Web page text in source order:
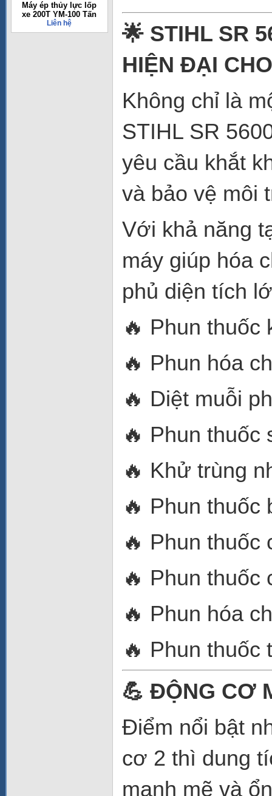
Máy ép thủy lực lốp
xe 200T YM-100 Tấn
Liên hệ
🌟 STIHL SR
HIỆN ĐẠI
Không chỉ là
STIHL SR
yêu cầu khắt
và bảo vệ môi
Với khả năng
máy giúp hóa
phủ diện tích
🔥 Phun
🔥 Phun hóa
🔥 Diệt muỗi
🔥 Phun thuốc
🔥 Khử trùng
🔥 Phun thuốc
🔥 Phun thuốc
🔥 Phun thuốc
🔥 Phun hóa
🔥 Phun thuốc
💪 ĐỘNG CƠ
Điểm nổi bật
cơ 2 thì dung
mạnh mẽ và